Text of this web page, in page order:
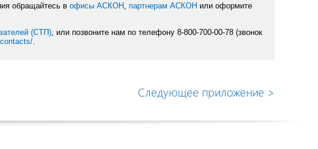
обращайтесь в офисы АСКОН партнерам АСКОН или оформите
(СТП) , или позвоните нам по телефону 8-800-700-00-78 (звонок
Следующее приложение >